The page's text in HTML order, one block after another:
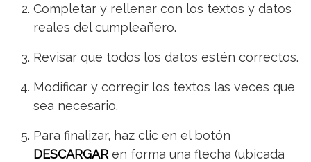
Completar y rellenar con los textos y datos
reales del cumpleañero.
Revisar que todos los datos estén correctos.
Modificar y corregir los textos las veces que
sea necesario.
Para finalizar, haz clic en el botón
DESCARGAR en forma una flecha (ubicada